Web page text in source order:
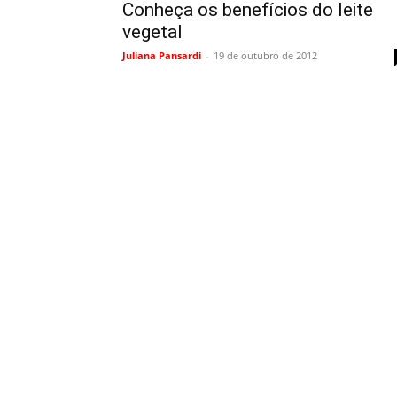
Conheça os benefícios do leite
vegetal
Juliana Pansardi - 19 de outubro de 2012